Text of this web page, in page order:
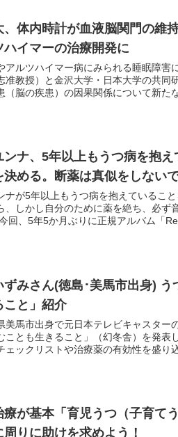
、体内時計が血液脳関門の維
ハイマーの治療開発に
アルツハイマー病にみられる睡眠障害
准教授）と金沢大学・日本大学の共同
（脳の疾患）の因果関係について新た
ンナ、5年以上もうつ病を抱
決める。断薬は真似をしないで
ナが5年以上もうつ病を抱えているこ
、しかし自分のために薬を絶ち、必ず
回、5年5か月ぶりに正規アルバム「
ずみさん(徳島･美馬市出身)
こと」紹介
馬市出身で元日本テレビキャスター
ことも生きること」（幻冬舎）を発表
ェックリストや治療薬の有効性を盛り
療が基本「育児うつ（子育て
周りに助けを求めよう！